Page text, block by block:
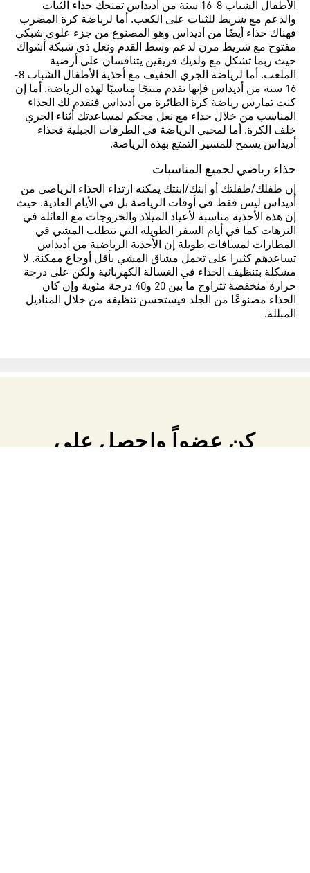
الأطفال الشباب 8-16 سنة من أديداس تمنحك حذاء الثبات
والدعم مع شريط للثبات على الكعب. أما لرياضة كرة المضرب
فهناك حذاء أيضًا من أديداس وهو المصنوع من جزء علوي شبكي
مفتوح مع شريط مرن لدعم وسط القدم ونعل ذي شبكة أشواك
حيث ربما تشكل مع ولديك فريقين يتنافسان على أرضية
الملعب. أما لرياضة الجري الخفيف مع أحذية الأطفال الشباب 8-
16 سنة من أديداس فإنها تقدم منتجًا مناسبًا لهذه الرياضة. أما إن
كنت تمارس رياضة كرة الطائرة من أديداس فنقدم لك الحذاء
المناسب من خلال حذاء مع نعل محكم لمساعدتك أثناء الجري
خلف الكرة. أما لمحبي الرياضة في الطرقات الجبلية فحذاء
أديداس يسمح للمسير التمتع بهذه الرياضة.
حذاء رياضي لجميع المناسبات
إن طفلك/طفلتك أو ابنك/ابنتك يمكنه ارتداء الحذاء الرياضي من
أديداس ليس فقط في أوقات الرياضة بل في الأيام العادية. حيث
إن هذه الأحذية مناسبة لأعياد الميلاد والخروجات مع العائلة في
النزهات كما في أيام السفر الطويلة التي تتطلب المشي في
المطارات لمسافات طويلة إن الأحذية الرياضية من أديداس
تساعدهم كثيرا على تحمل مشاق المشي بأقل أوجاع ممكنة. لا
مشكلة بتنظيف الحذاء في الغسالة الكهربائية ولكن على درجة
حرارة منخفضة تتراوح ما بين 20 و40 درجة مئوية وإن كان
الحذاء مصنوعًا من الجلد فيستحسن تنظيفه من خلال المناديل
المبللة.
كن عضواً واحصل على